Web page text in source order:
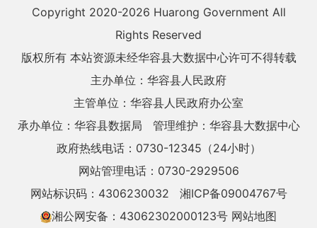
Copyright 2020-2026 Huarong Government All
Rights Reserved
版权所有 本站资源未经华容县大数据中心许可不得转载
主办单位：华容县人民政府
主管单位：华容县人民政府办公室
承办单位：华容县数据局
管理维护：华容县大数据中心
政府热线电话：0730-12345（24小时）
网站管理电话：0730-2929506
网站标识码：4306230032
湘ICP备09004767号
湘公网安备：43062302000123号 网站地图